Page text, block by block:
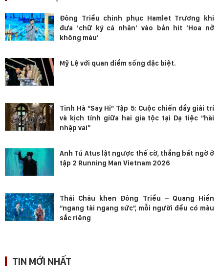
Đông Triều chinh phục Hamlet Trương khi
đưa ‘chữ ký cá nhân’ vào bản hit ‘Hoa nở
không màu’
Mỹ Lệ với quan điểm sống đặc biệt.
Tinh Hà “Say Hi” Tập 5: Cuộc chiến đầy giải trí
và kịch tính giữa hai gia tộc tại Dạ tiệc “hài
nhập vai”
Anh Tú Atus lật ngược thế cờ, thắng bất ngờ ở
tập 2 Running Man Vietnam 2026
Thái Châu khen Đông Triều – Quang Hiền
“ngang tài ngang sức”, mỗi người đều có màu
sắc riêng
TIN MỚI NHẤT